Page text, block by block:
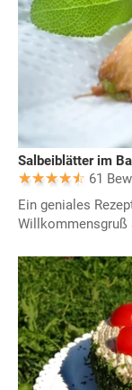
Salbeiblätter im
61
Ein geniales
Willkommensgruß